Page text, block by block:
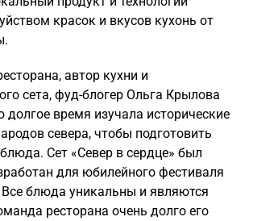
красок и вкусов кухонь от
автор кухни и
сета, фуд-блогер Ольга Крылова
долгое время изучала исторические
севера, чтобы подготовить
Сет «Север в сердце» был
для юбилейного фестиваля
Все блюда уникальны и являются
ресторана очень долго его